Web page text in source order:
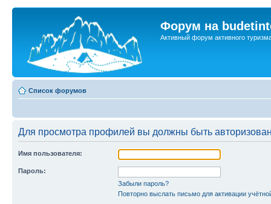
Форум на
Активный форум активного
Список форумов
Для просмотра профилей вы должны быть
Имя пользователя:
Пароль:
Забыли пароль?
Повторно выслать письмо для активации